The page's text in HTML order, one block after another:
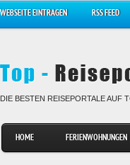
WEBSEITE EINTRAGEN RSS FEED
DIE BESTEN REISEPORTALE AUF
HOME FERIENWOHNUNGEN